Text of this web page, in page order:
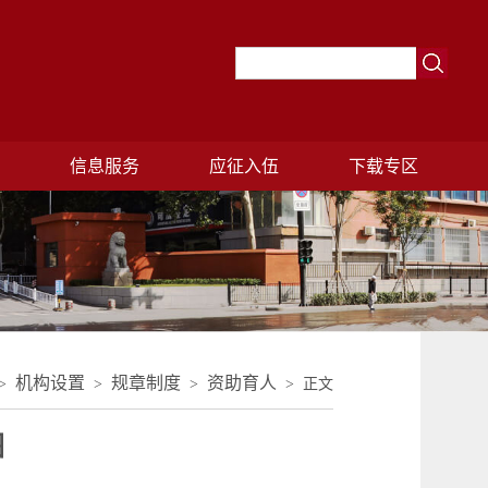
信息服务 应征入伍 下载专区
机构设置 > 规章制度 > 资助育人 > 正文